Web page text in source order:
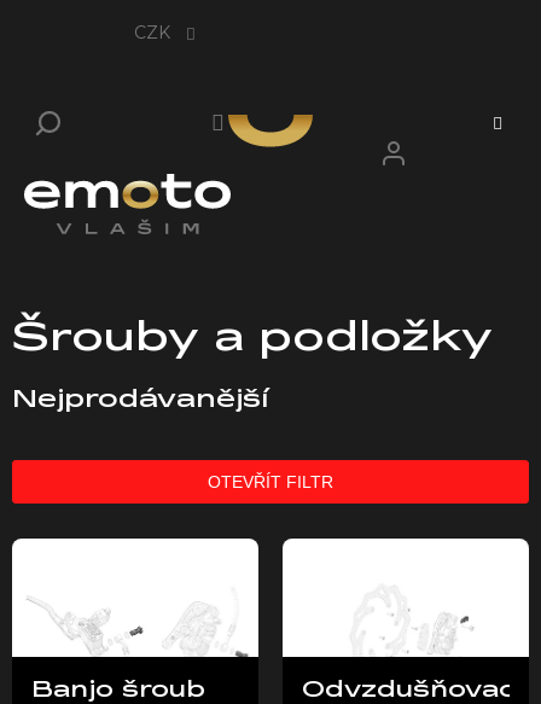
CZK
Šrouby a podložky
Nejprodávanější
OTEVŘÍT FILTR
V
p
Banjo šroub
Odvzdušňovací